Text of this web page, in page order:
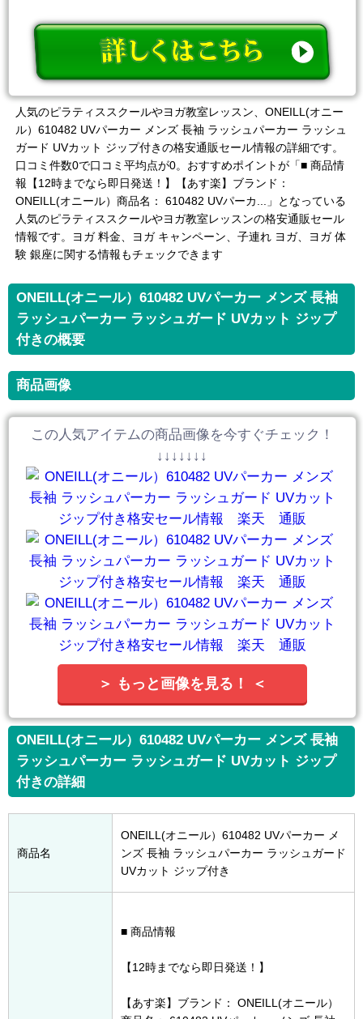
人気のピラティススクールやヨガ教室レッスン、ONEILL(オニー
ル）610482 UVパーカー メンズ 長袖 ラッシュパーカー ラッシュ
ガード UVカット ジップ付きの格安通販セール情報の詳細です。
口コミ件数0で口コミ平均点が0。おすすめポイントが「■ 商品情
報【12時までなら即日発送！】【あす楽】ブランド：
ONEILL(オニール）商品名： 610482 UVパーカ...」となっている
人気のピラティススクールやヨガ教室レッスンの格安通販セール
情報です。ヨガ 料金、ヨガ キャンペーン、子連れ ヨガ、ヨガ 体
験 銀座に関する情報もチェックできます
ONEILL(オニール）610482 UVパーカー メンズ 長袖
ラッシュパーカー ラッシュガード UVカット ジップ
付きの概要
商品画像
この人気アイテムの商品画像を今すぐチェック！
↓↓↓↓↓↓↓
＞ もっと画像を見る！ ＜
ONEILL(オニール）610482 UVパーカー メンズ 長袖
ラッシュパーカー ラッシュガード UVカット ジップ
付きの詳細
商品名
ONEILL(オニール）610482 UVパーカー メ
ンズ 長袖 ラッシュパーカー ラッシュガード
UVカット ジップ付き
■ 商品情報
【12時までなら即日発送！】
【あす楽】ブランド： ONEILL(オニール）